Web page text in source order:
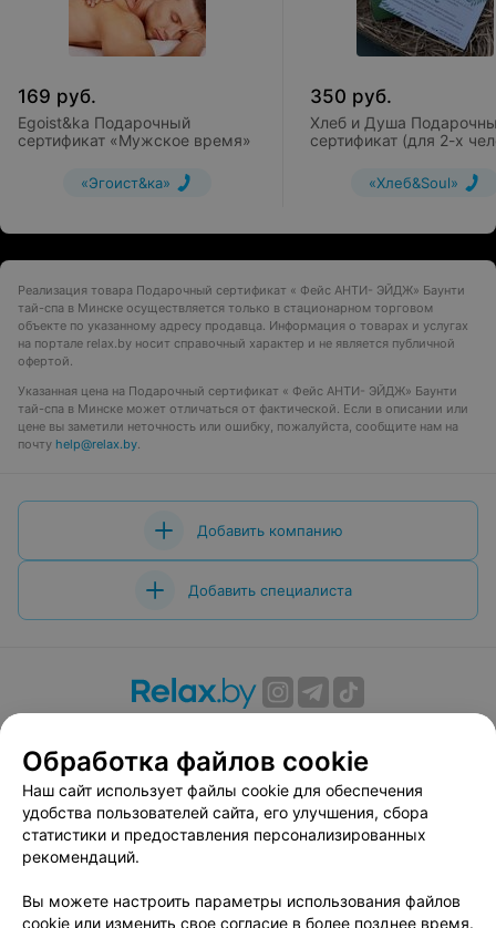
169 руб.
Egoist&ka Подарочный
сертификат «Мужское время»
«Эгоист&ка»
350 руб.
Хлеб и Душа
сертификат (для 2-х
«Хлеб&Soul»
Реализация товара Подарочный сертификат « Фейс АНТИ- ЭЙДЖ» Баунти
тай-спа в Минске осуществляется только в стационарном торговом
объекте по указанному адресу продавца. Информация о товарах и услугах
на портале relax.by носит справочный характер и не является публичной
офертой.
Указанная цена на Подарочный сертификат « Фейс АНТИ- ЭЙДЖ» Баунти
тай-спа в Минске может отличаться от фактической. Если в описании или
цене вы заметили неточность или ошибку, пожалуйста, сообщите нам на
почту help@relax.by.
Добавить компанию
Добавить специалиста
Вакансии
Публичный договор
Способы оплаты
Публичный договор по использованию сервиса
«Афиша»
Пользовательское соглашение
Связаться по вопросам сотрудничества
Обработка файлов cookie
Наш сайт использует файлы cookie для обеспечения
удобства пользователей сайта, его улучшения, сбора
статистики и предоставления персонализированных
рекомендаций.
Вы можете настроить параметры использования файлов
cookie или изменить свое согласие в более позднее время.